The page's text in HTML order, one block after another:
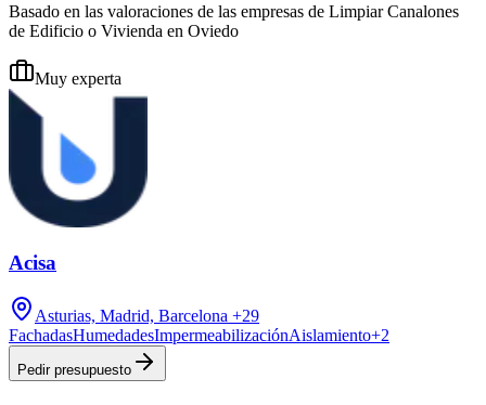
Basado en las valoraciones de las empresas de Limpiar Canalones
de Edificio o Vivienda en Oviedo
Muy experta
Acisa
Asturias, Madrid, Barcelona +29
FachadasHumedadesImpermeabilizaciónAislamiento+2
Pedir presupuesto